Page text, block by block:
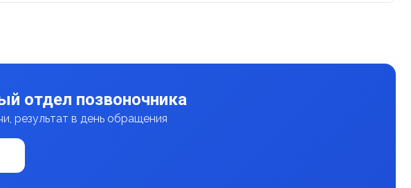
отдел позвоночника
результат в день обращения